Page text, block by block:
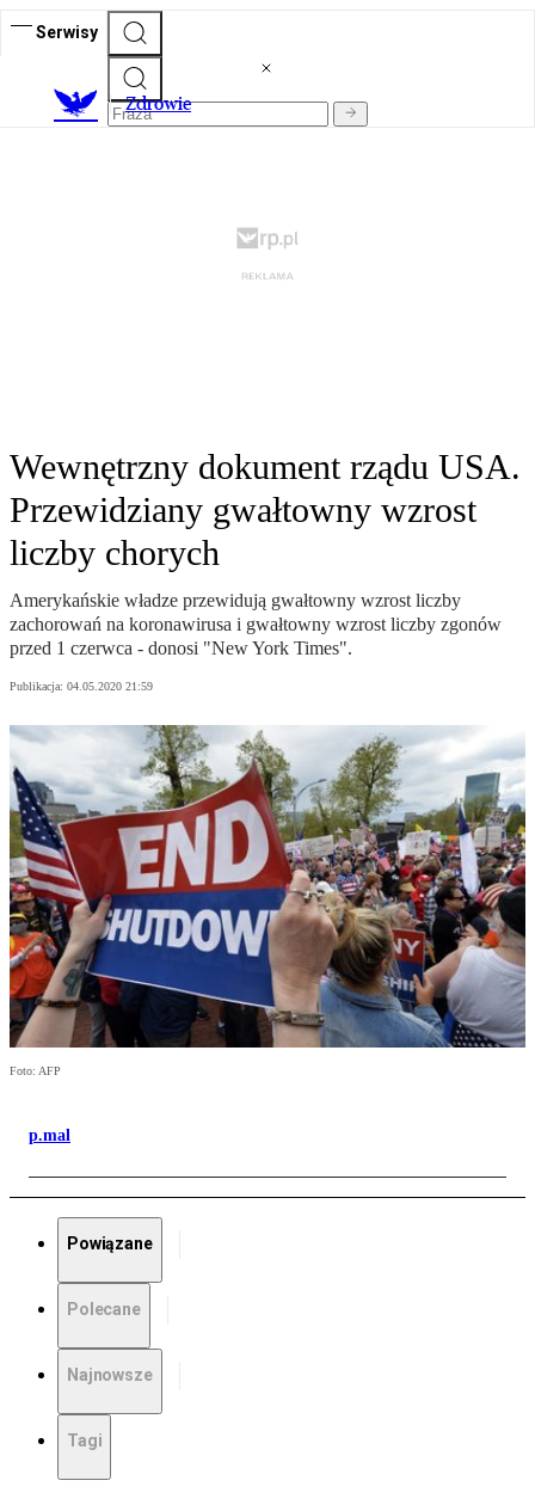
Serwisy
Zdrowie
Wewnętrzny dokument rządu USA.
Przewidziany gwałtowny wzrost
liczby chorych
Amerykańskie władze przewidują gwałtowny wzrost liczby
zachorowań na koronawirusa i gwałtowny wzrost liczby zgonów
przed 1 czerwca - donosi "New York Times".
Publikacja: 04.05.2020 21:59
Foto: AFP
p.mal
Powiązane
Polecane
Najnowsze
Tagi